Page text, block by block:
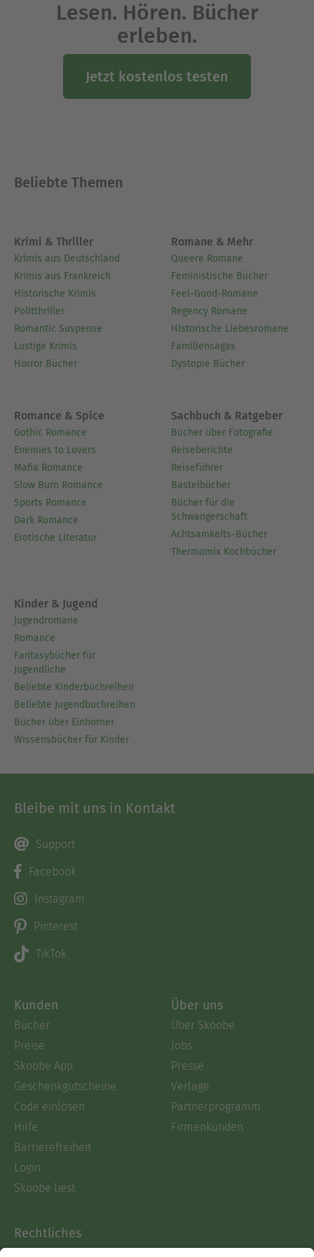
Im Jahr 2018 hat er seine ersten beiden Bücher
bei BoD veröffentlicht.
Sein Traum ist es, noch weitere Bücher zu
Literatur am Leben erhalten bleibt.
Lesen. Hören. Bücher
erleben.
Jetzt kostenlos testen
Beliebte Themen
Krimi & Thriller
Krimis aus Deutschland
Krimis aus Frankreich
Historische Krimis
Politthriller
Romantic Suspense
Lustige Krimis
Horror Bücher
Romane & Mehr
Queere Romane
Feministische Bücher
Feel-Good-Romane
Regency Romane
Historische Liebesromane
Familiensagas
Dystopie Bücher
Romance & Spice
Gothic Romance
Enemies to Lovers
Mafia Romance
Slow Burn Romance
Sports Romance
Dark Romance
Erotische Literatur
Sachbuch & Ratgeber
Bücher über Fotografie
Reiseberichte
Reiseführer
Bastelbücher
Bücher für die
Schwangerschaft
Achtsamkeits-Bücher
Thermomix Kochbücher
Kinder & Jugend
Jugendromane
Romance
Fantasybücher für
Jugendliche
Beliebte Kinderbuchreihen
Beliebte Jugendbuchreihen
Bücher über Einhörner
Wissensbücher für Kinder
Bleibe mit uns in Kontakt
Support
Facebook
Instagram
Pinterest
TikTok
Kunden
Bücher
Preise
Skoobe App
Geschenkgutscheine
Code einlösen
Hilfe
Barrierefreiheit
Login
Skoobe liest
Über uns
Über Skoobe
Jobs
Presse
Verlage
Partnerprogramm
Firmenkunden
Rechtliches